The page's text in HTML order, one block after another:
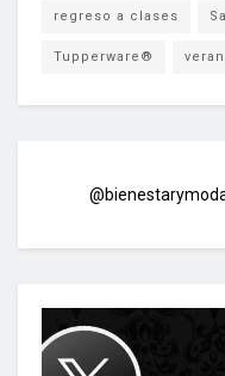
regreso a clases
Tupperware®